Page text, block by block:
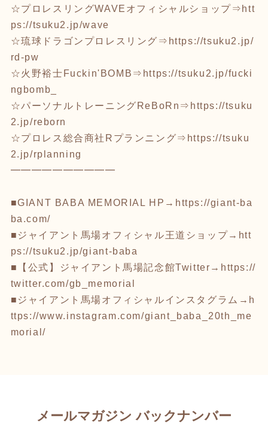
☆プロレスリングWAVEオフィシャルショップ⇒ htt
ps://tsuku2.jp/wave
☆琉球ドラゴンプロレスリング⇒ https://tsuku2.jp/
rd-pw
☆火野裕士Fuckin'BOMB⇒ https://tsuku2.jp/fucki
ngbomb_
☆パーソナルトレーニングReBoRn⇒ https://tsuku
2.jp/reborn
☆プロレス総合商社Rプランニング⇒ https://tsuku
2.jp/rplanning
━━━━━━━━━━
■GIANT BABA MEMORIAL HP→ https://giant-ba
ba.com/
■ジャイアント馬場オフィシャル王道ショップ→ htt
ps://tsuku2.jp/giant-baba
■【公式】ジャイアント馬場記念館Twitter→ https://
twitter.com/gb_memorial
■ジャイアント馬場オフィシャルインスタグラム→ h
ttps://www.instagram.com/giant_baba_20th_me
morial/
メールマガジン バックナンバー